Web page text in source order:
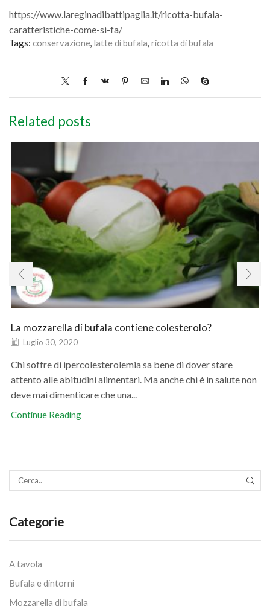
https://www.lareginadibattipaglia.it/ricotta-bufala-
caratteristiche-come-si-fa/
Tags: conservazione, latte di bufala, ricotta di bufala
Related posts
La mozzarella di bufala contiene colesterolo?
Luglio 30, 2020
Chi soffre di ipercolesterolemia sa bene di dover stare
attento alle abitudini alimentari. Ma anche chi è in salute non
deve mai dimenticare che una...
Continue Reading
Categorie
A tavola
Bufala e dintorni
Mozzarella di bufala